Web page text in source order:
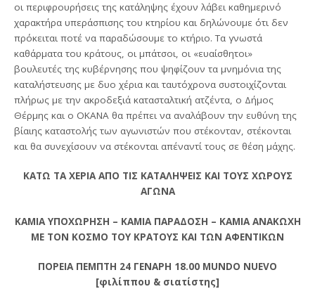
οι περιφρουρήσεις της κατάληψης έχουν λάβει καθημερινό
χαρακτήρα υπεράσπισης του κτηρίου και δηλώνουμε ότι δεν
πρόκειται ποτέ να παραδώσουμε το κτήριο. Τα γνωστά
καθάρματα του κράτους, οι μπάτσοι, οι «ευαίσθητοι»
βουλευτές της κυβέρνησης που ψηφίζουν τα μνημόνια της
καταλήστευσης με δυο χέρια και ταυτόχρονα συστοιχίζονται
πλήρως με την ακροδεξιά κατασταλτική ατζέντα, ο Δήμος
Θέρμης και ο ΟΚΑΝΑ θα πρέπει να αναλάβουν την ευθύνη της
βίαιης καταστολής των αγωνιστών που στέκονταν, στέκονται
και θα συνεχίσουν να στέκονται απέναντί τους σε θέση μάχης.
ΚΑΤΩ ΤΑ ΧΕΡΙΑ ΑΠΟ ΤΙΣ ΚΑΤΑΛΗΨΕΙΣ ΚΑΙ ΤΟΥΣ ΧΩΡΟΥΣ
ΑΓΩΝΑ
ΚΑΜΙΑ ΥΠΟΧΩΡΗΣΗ – ΚΑΜΙΑ ΠΑΡΑΔΟΣΗ – ΚΑΜΙΑ ΑΝΑΚΩΧΗ
ΜΕ ΤΟΝ ΚΟΣΜΟ ΤΟΥ ΚΡΑΤΟΥΣ ΚΑΙ ΤΩΝ ΑΦΕΝΤΙΚΩΝ
ΠΟΡΕΙΑ ΠΕΜΠΤΗ 24 ΓΕΝΑΡΗ 18.00 ΜUNDO NUEVO
[φιλίππου & σιατίστης]